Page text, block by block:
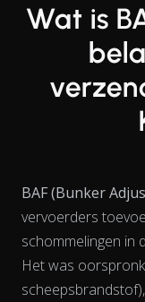
Wat is
BAF (Bunker
vervoerders
schommelingen in
Het was